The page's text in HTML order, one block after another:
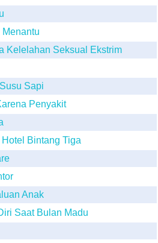
Kelelahan Seksual Ekstrim
Sapi
Penyakit
Bintang Tiga
Anak
Saat Bulan Madu